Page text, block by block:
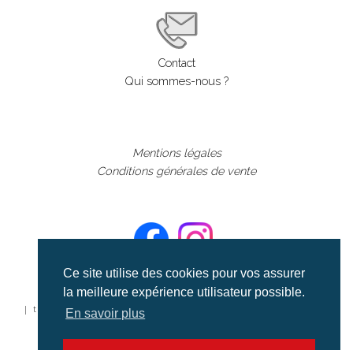
Ce site utilise des cookies pour vos assurer
la meilleure expérience utilisateur possible.
En savoir plus
Contact
Qui sommes-nous ?
Mentions légales
Conditions générales de vente
©aerialcollection marque déposée 2024
| tous droits réservés | aerialcollection.fr banque d'images
aériennes et documentaires video et cinéma |